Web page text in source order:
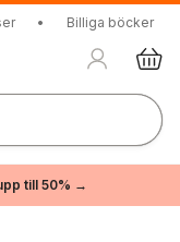
• Billiga böcker
till 50% →